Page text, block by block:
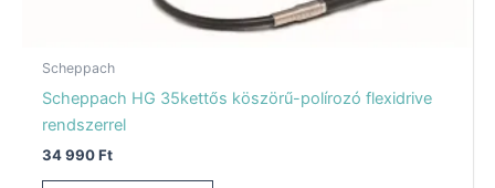
Scheppach
Scheppach HG 35kettős köszörű-polírozó flexidrive
rendszerrel
34 990Ft